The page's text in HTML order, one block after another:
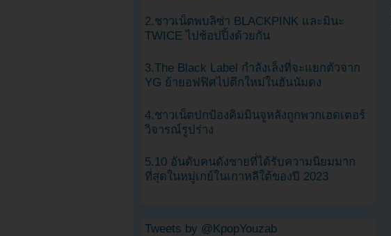
2.ชาวเน็ตพบลิซ่า BLACKPINK และมินะ
TWICE ไปช้อปปิ้งด้วยกัน
3.The Black Label กำลังเล็งที่จะแยกตัวจาก
YG ย้ายอฟฟิศไปตึกใหม่ในฮันนัมดง
4.ชาวเน็ตปกป้องคิมมินจูหลังถูกพวกเฮดเตอร์
วิจารณ์รูปร่าง
5.10 อันดับคนดังชายที่ได้รับความนิยมมาก
ที่สุดในหมู่เกย์ในเกาหลีใต้ของปี 2023
Tweets by @KpopYouzab